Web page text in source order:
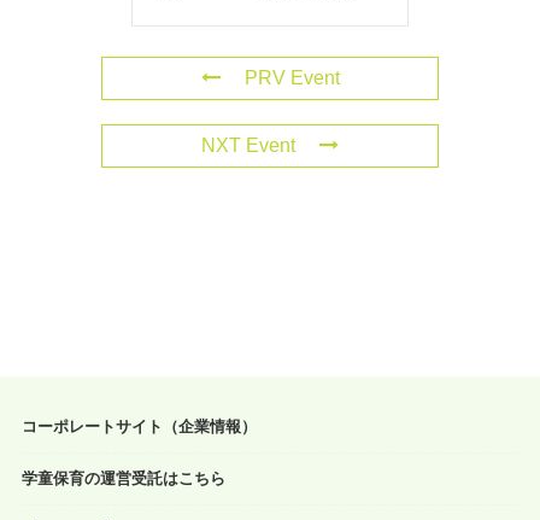
PRV Event
NXT Event
コーポレートサイト（企業情報）
学童保育の運営受託はこちら